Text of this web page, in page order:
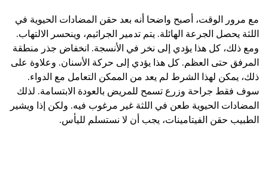
مع مرور الوقت، أصبح واضحا أنه بعد حقن المضادات الحيوية في
اللثة يحصل الجرعة الهائلة. يتم تدمير الجراثيم، وينحسر الالتهاب.
ومع ذلك، كل هذا يؤدي إلى نخر في الأنسجة. انخفاض جذر منطقة
المرفق حتى العظم. كل هذا يؤدي إلى حركة الأسنان. وعلاوة على
ذلك، يمكن لهذا الشرط لم يعد من الممكن التعامل مع الدواء.
سوف فقط جراحة وزرع تسمح للمريض بالعودة الابتسامة. لذلك
المضادات الحيوية طعن في اللثة غير مرغوب فيه. ولكن إذا ويشير
الطبيب حقن الفيتامينات، يجب أن لا نستسلم لليأس.